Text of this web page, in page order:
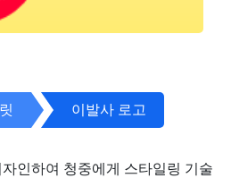
이발사 로고
인하여 청중에게 스타일링 기술